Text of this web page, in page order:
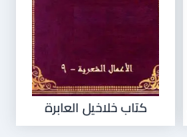
كتاب خلاخيل العابرة